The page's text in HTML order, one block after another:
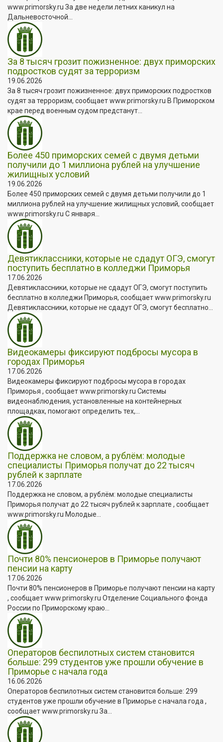
www.primorsky.ru За две недели летних каникул на
Дальневосточной...
За 8 тысяч грозит пожизненное: двух приморских
подростков судят за терроризм
19.06.2026
За 8 тысяч грозит пожизненное: двух приморских подростков
судят за терроризм, сообщает www.primorsky.ru В Приморском
крае перед военным судом предстанут...
Более 450 приморских семей с двумя детьми
получили до 1 миллиона рублей на улучшение
жилищных условий
19.06.2026
Более 450 приморских семей с двумя детьми получили до 1
миллиона рублей на улучшение жилищных условий, сообщает
www.primorsky.ru С января...
Девятиклассники, которые не сдадут ОГЭ, смогут
поступить бесплатно в колледжи Приморья
17.06.2026
Девятиклассники, которые не сдадут ОГЭ, смогут поступить
бесплатно в колледжи Приморья, сообщает www.primorsky.ru
Девятиклассники, которые не сдадут ОГЭ, смогут бесплатно...
Видеокамеры фиксируют подбросы мусора в
городах Приморья
17.06.2026
Видеокамеры фиксируют подбросы мусора в городах
Приморья , сообщает www.primorsky.ru Системы
видеонаблюдения, установленные на контейнерных
площадках, помогают определить тех,...
Поддержка не словом, а рублём: молодые
специалисты Приморья получат до 22 тысяч
рублей к зарплате
17.06.2026
Поддержка не словом, а рублём: молодые специалисты
Приморья получат до 22 тысяч рублей к зарплате , сообщает
www.primorsky.ru Молодые...
Почти 80% пенсионеров в Приморье получают
пенсии на карту
17.06.2026
Почти 80% пенсионеров в Приморье получают пенсии на карту
, сообщает www.primorsky.ru Отделение Социального фонда
России по Приморскому краю...
Операторов беспилотных систем становится
больше: 299 студентов уже прошли обучение в
Приморье с начала года
16.06.2026
Операторов беспилотных систем становится больше: 299
студентов уже прошли обучение в Приморье с начала года ,
сообщает www.primorsky.ru За...